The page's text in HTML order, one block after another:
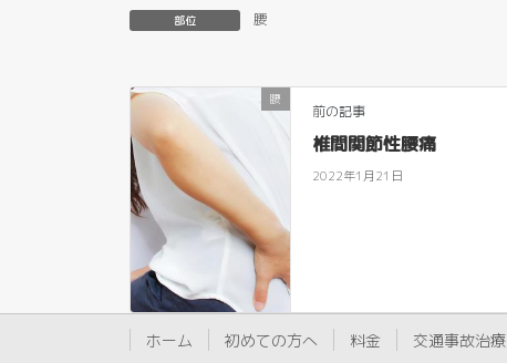
部位 腰
腰
前の記事
椎間関節性腰痛
2022年1月21日
ホーム 初めての方へ 料金 交通事故治療